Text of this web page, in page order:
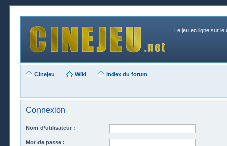
Le jeu en ligne sur le
Cinejeu Wiki Index du forum
Connexion
Nom d’utilisateur :
Mot de passe :